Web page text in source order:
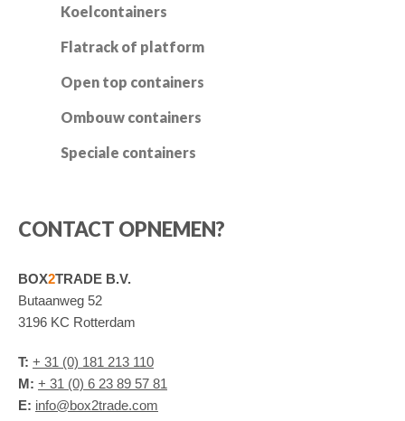
Koelcontainers
Flatrack of platform
Open top containers
Ombouw containers
Speciale containers
CONTACT OPNEMEN?
BOX2TRADE B.V.
Butaanweg 52
3196 KC Rotterdam
T: + 31 (0) 181 213 110
M: + 31 (0) 6 23 89 57 81
E: info@box2trade.com